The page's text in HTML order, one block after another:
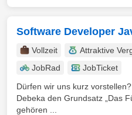
Software Developer
Vollzeit Attraktive
JobRad
JobTicket
Dürfen wir uns kurz
Debeka den Grundsatz „Das
gehören ...